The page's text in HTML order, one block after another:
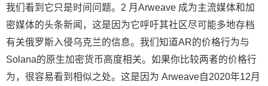
我们看到它只是时间问题。2 月Arweave 成为主流媒体和加
密媒体的头条新闻，这是因为它呼吁其社区尽可能多地存档
有关俄罗斯入侵乌克兰的信息。我们知道AR的价格行为与
Solana的原生加密货币高度相关。如果你比较两者的价格行
为，很容易看到相似之处。这是因为 Arweave自2020年12月